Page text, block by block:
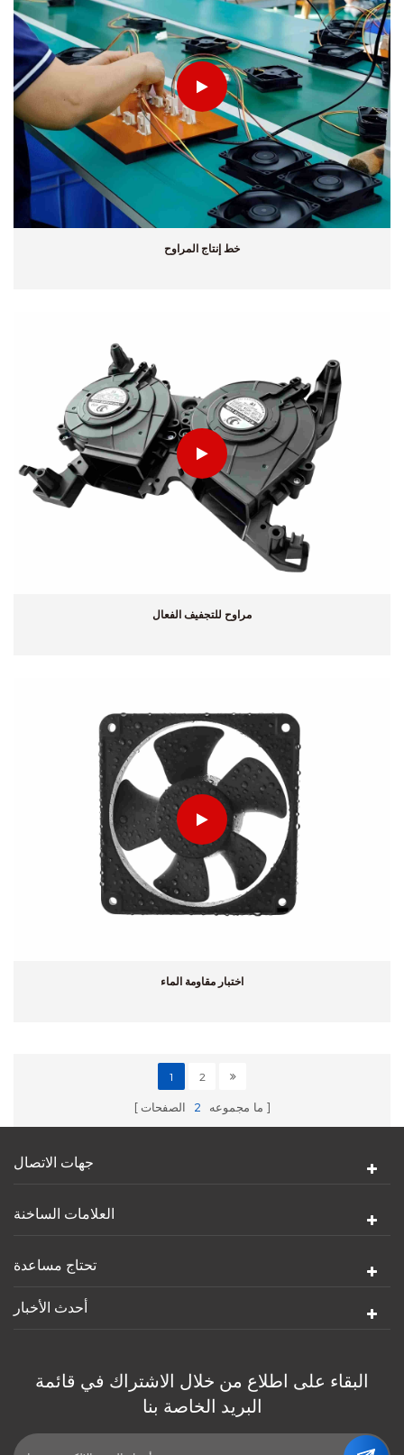
خط إنتاج المراوح
مراوح للتجفيف الفعال
اختبار مقاومة الماء
1 2
ما مجموعه 2 الصفحات
جهات الاتصال
العلامات الساخنة
تحتاج مساعدة
أحدث الأخبار
البقاء على اطلاع من خلال الاشتراك في قائمة
البريد الخاصة بنا